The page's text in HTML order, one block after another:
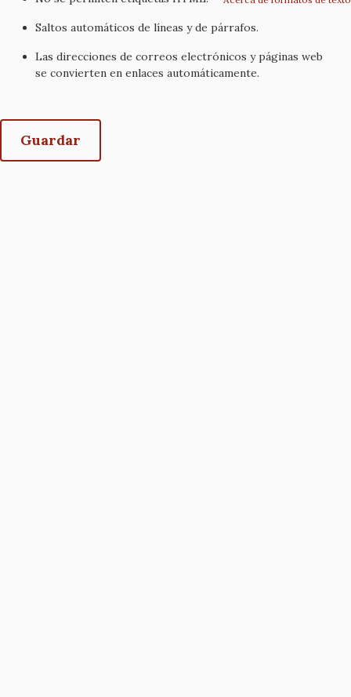
Saltos automáticos de líneas y de párrafos.
Las direcciones de correos electrónicos y páginas web
se convierten en enlaces automáticamente.